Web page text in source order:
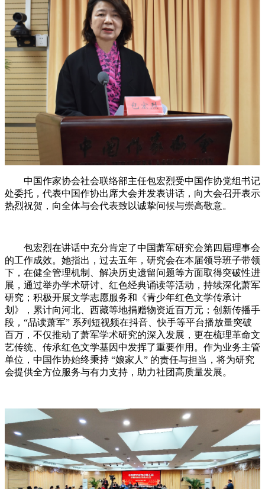
中国作家协会社会联络部主任包宏烈受中国作协党组书记
处委托，代表中国作协出席大会并发表讲话，向大会召开表示
热烈祝贺，向全体与会代表致以诚挚问候与崇高敬意。
包宏烈在讲话中充分肯定了中国萧军研究会第四届理事会
的工作成效。她指出，过去五年，研究会在本届领导班子带领
下，在健全管理机制、解决历史遗留问题等方面取得突破性进
展，通过举办学术研讨、红色经典诵读等活动，持续深化萧军
研究；积极开展文学志愿服务和《青少年红色文学传承计
划》，累计向河北、西藏等地捐赠物资近百万元；创新传播手
段，“品读萧军” 系列短视频在抖音、快手等平台播放量突破
百万，不仅推动了萧军学术研究的深入发展，更在梳理革命文
艺传统、传承红色文学基因中发挥了重要作用。作为业务主管
单位，中国作协始终秉持 “娘家人” 的责任与担当，将为研究
会提供全方位服务与有力支持，助力社团高质量发展。